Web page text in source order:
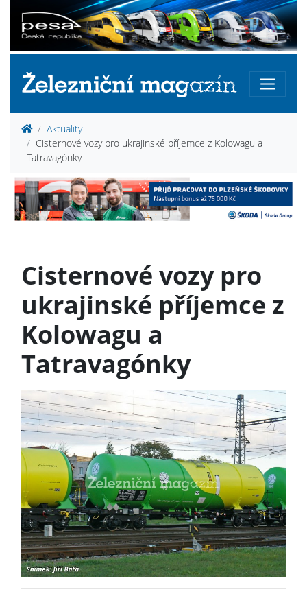
Aktuality
Cisternové vozy pro ukrajinské příjemce z Kolowagu a
Tatravagónky
Cisternové vozy pro
ukrajinské příjemce z
Kolowagu a
Tatravagónky